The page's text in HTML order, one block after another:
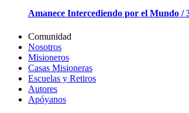
Amanece Intercediendo por el Mundo /
Comunidad
Nosotros
Misioneros
Casas Misioneras
Escuelas y Retiros
Autores
Apóyanos